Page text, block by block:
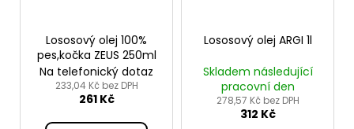
Lososový olej 100%
pes,kočka ZEUS 250ml
Na telefonický dotaz
233,04 Kč bez DPH
261 Kč
Lososový olej ARGI 1l
Skladem následující
pracovní den
278,57 Kč bez DPH
312 Kč